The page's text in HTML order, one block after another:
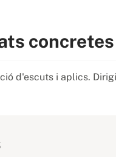
concretes
d'escuts i aplics.